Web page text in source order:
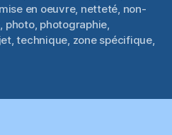
mise en oeuvre, netteté, non-
, photo, photographie,
,technique, zone spécifique,